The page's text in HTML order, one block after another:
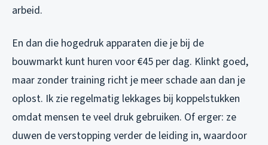
arbeid.
En dan die hogedruk apparaten die je bij de
bouwmarkt kunt huren voor €45 per dag. Klinkt goed,
maar zonder training richt je meer schade aan dan je
oplost. Ik zie regelmatig lekkages bij koppelstukken
omdat mensen te veel druk gebruiken. Of erger: ze
duwen de verstopping verder de leiding in, waardoor